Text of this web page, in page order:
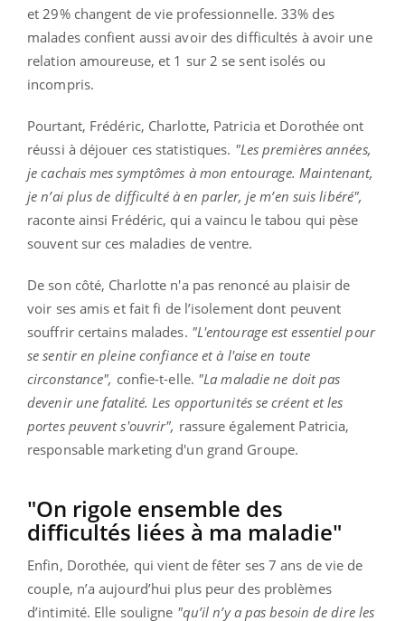
et 29% changent de vie professionnelle. 33% des
malades confient aussi avoir des difficultés à avoir une
relation amoureuse, et 1 sur 2 se sent isolés ou
incompris.
Pourtant, Frédéric, Charlotte, Patricia et Dorothée ont
réussi à déjouer ces statistiques. "Les premières années,
je cachais mes symptômes à mon entourage. Maintenant,
je n’ai plus de difficulté à en parler, je m’en suis libéré",
raconte ainsi Frédéric, qui a vaincu le tabou qui pèse
souvent sur ces maladies de ventre.
De son côté, Charlotte n'a pas renoncé au plaisir de
voir ses amis et fait fi de l’isolement dont peuvent
souffrir certains malades. "L'entourage est essentiel pour
se sentir en pleine confiance et à l'aise en toute
circonstance", confie-t-elle. "La maladie ne doit pas
devenir une fatalité. Les opportunités se créent et les
portes peuvent s'ouvrir", rassure également Patricia,
responsable marketing d'un grand Groupe.
"On rigole ensemble des
difficultés liées à ma maladie"
Enfin, Dorothée, qui vient de fêter ses 7 ans de vie de
couple, n’a aujourd’hui plus peur des problèmes
d’intimité. Elle souligne "qu’il n’y a pas besoin de dire les